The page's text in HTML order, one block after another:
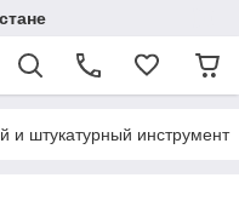
и штукатурный инструмент